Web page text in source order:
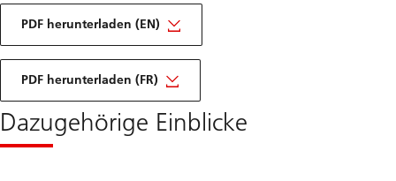
PDF herunterladen (EN)
der
Infrastruktur
PDF herunterladen (FR)
Infrastruktur
2026
Dazugehörige Einblicke